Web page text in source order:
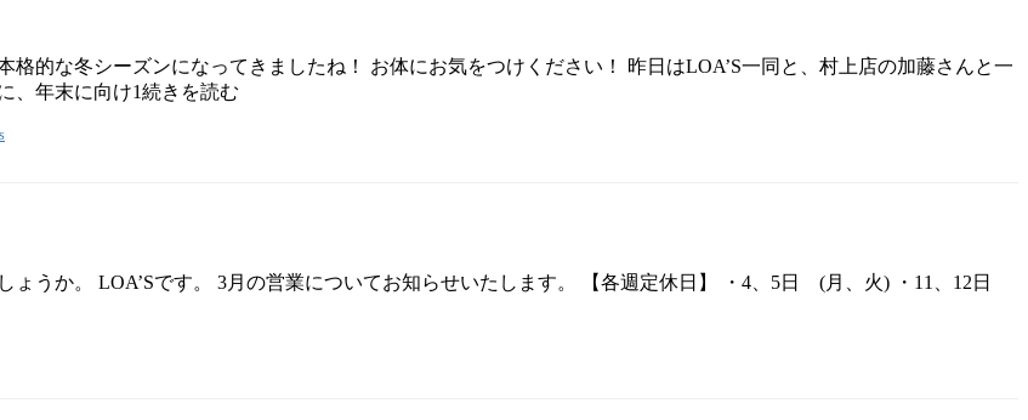
格的な冬シーズンになってきましたね！ お体にお気をつけください！ 昨日はLOA’S一同と、村上店の加藤さんと一
、年末に向け1続きを読む
ょうか。 LOA’Sです。 3月の営業についてお知らせいたします。 【各週定休日】 ・4、5日 (月、火) ・11、12日